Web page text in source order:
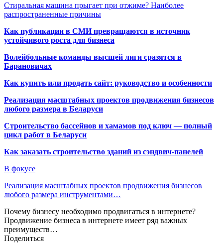
Стиральная машина прыгает при отжиме? Наиболее
распространенные причины
Как публикации в СМИ превращаются в источник
устойчивого роста для бизнеса
Волейбольные команды высшей лиги сразятся в
Барановичах
Как купить или продать сайт: руководство и особенности
Реализация масштабных проектов продвижения бизнесов
любого размера в Беларуси
Строительство бассейнов и хамамов под ключ — полный
цикл работ в Беларуси
Как заказать строительство зданий из сэндвич-панелей
В фокусе
Реализация масштабных проектов продвижения бизнесов
любого размера инструментами…
Почему бизнесу необходимо продвигаться в интернете?
Продвижение бизнеса в интернете имеет ряд важных
преимуществ…
Поделиться